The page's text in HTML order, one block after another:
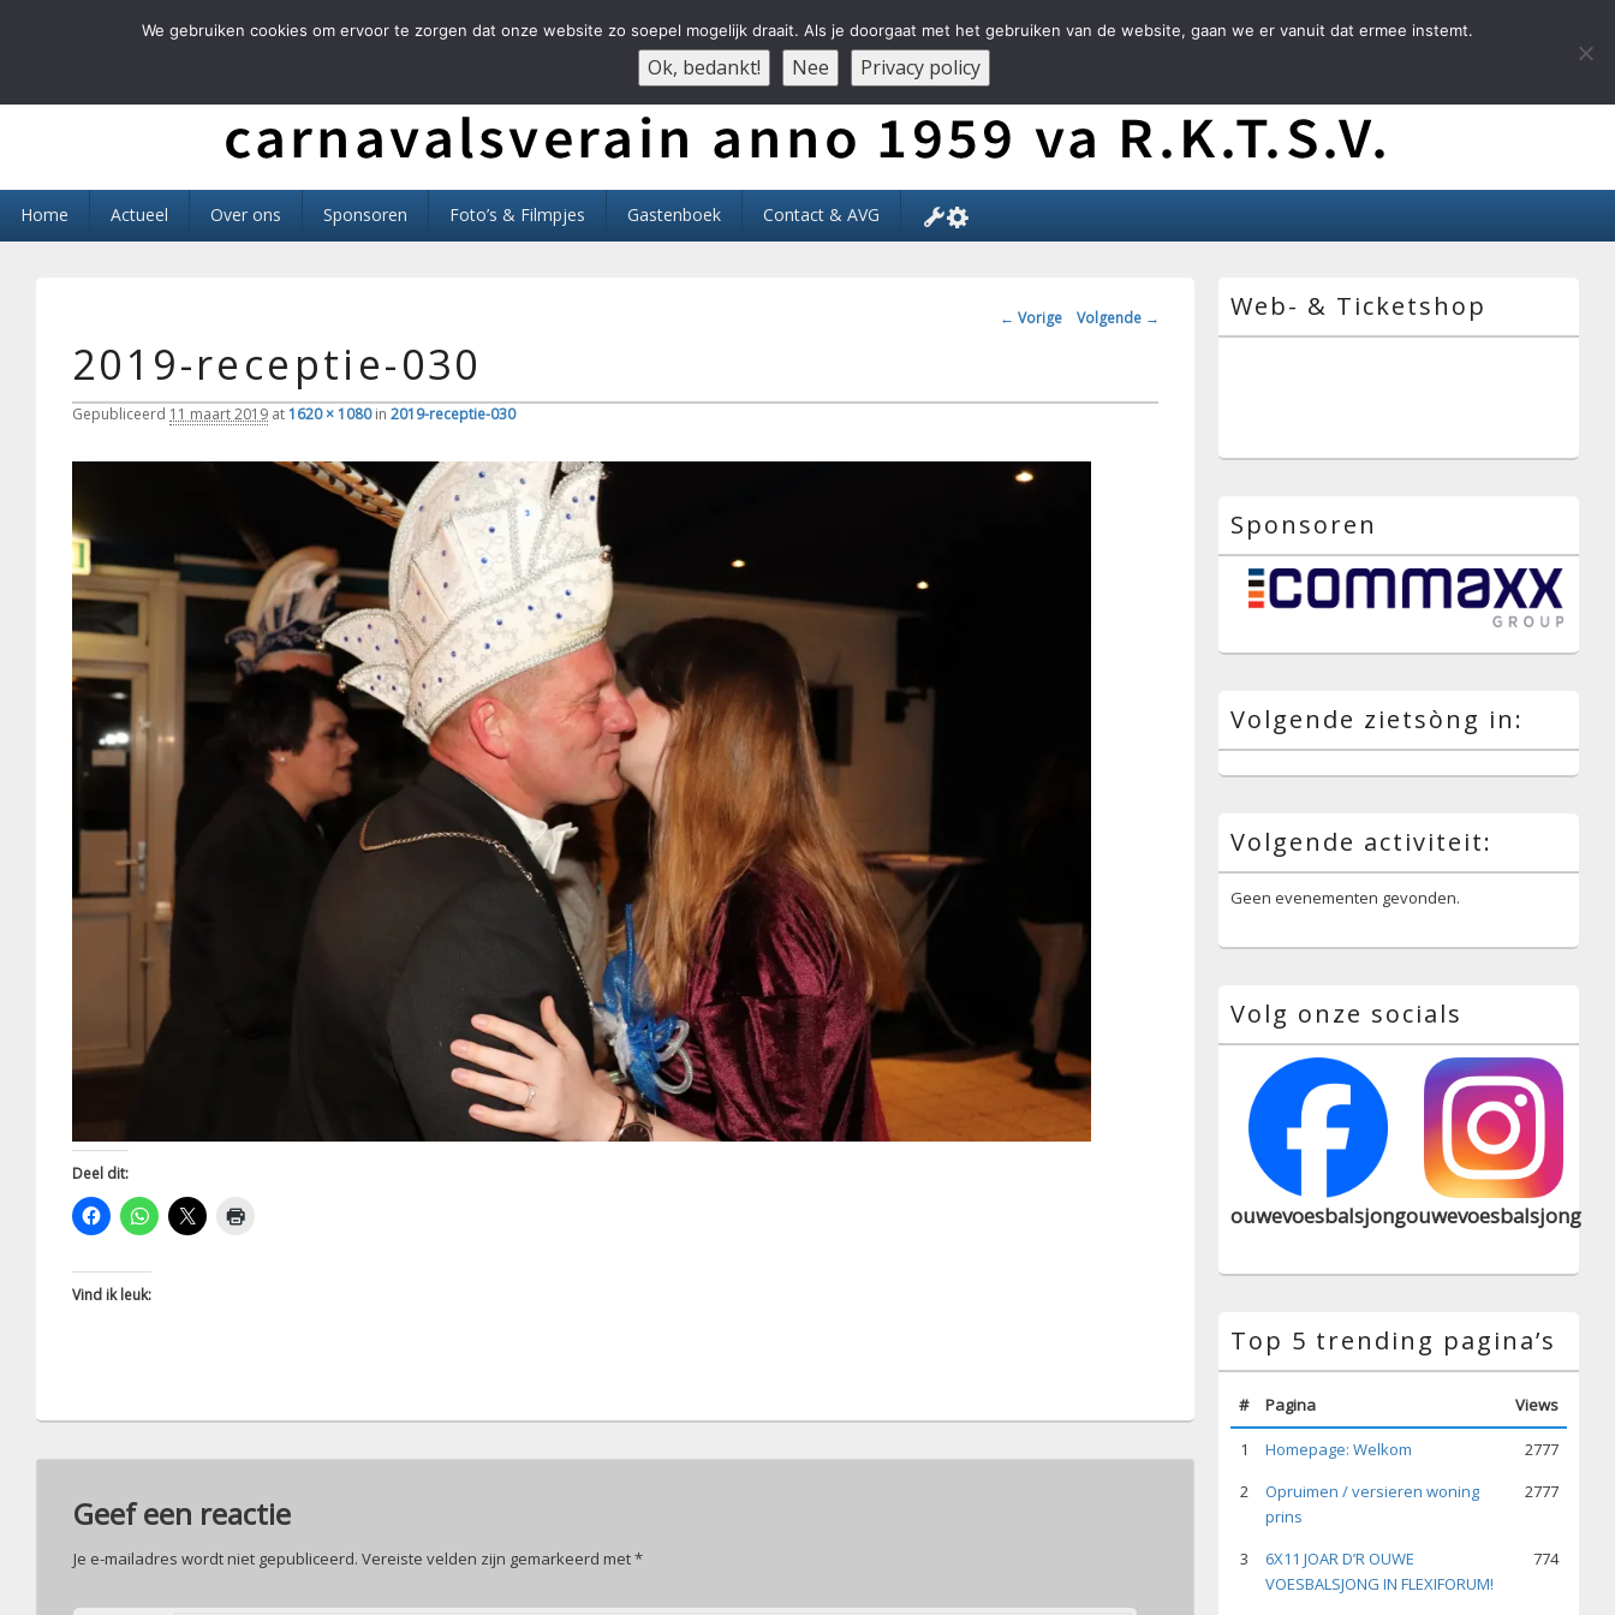
Carnavals Verain Der Ouwe Voesbalsjong
anno 1959 va R.K.T.S.V.
menu
Home Actueel Over ons Sponsoren Foto’s & Filmpjes Gastenboek Contact & AVG
Afbeeldingsnavigatie
← Vorige Volgende →
2019-receptie-030
Gepubliceerd 11 maart 2019 at1620 × 1080in 2019-receptie-030
Deel dit:
Vind ik leuk:
Geef een reactie
Je e-mailadres wordt niet gepubliceerd. Vereiste velden zijn gemarkeerd met*
zijbalk
widget
Web- & Ticketshop
Sponsoren
Volgende zietsòng in:
Volgende activiteit:
Geen evenementen gevonden.
Volg onze socials
ouwevoesbalsjongouwevoesbalsjong
Top 5 trending pagina’s
# Pagina Views
1 Homepage: Welkom
2777
2
Opruimen / versieren woning
prins
2777
3
6X11 JOAR D’R OUWE
VOESBALSJONG IN FLEXIFORUM!
774
We gebruiken cookies om ervoor te zorgen dat onze website zo soepel mogelijk draait. Als je doorgaat met het gebruiken van de website, gaan we er vanuit dat ermee instemt.
Ok, bedankt! Nee Privacy policy